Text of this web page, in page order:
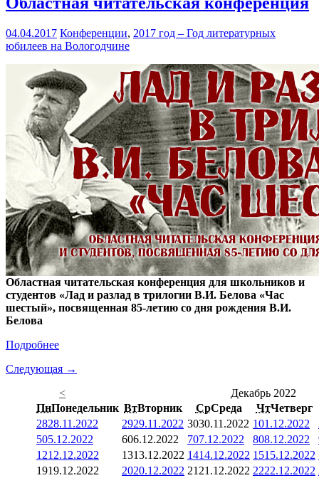
04.04.2017 Конференции, 2017 год – Год литературных
юбилеев на Вологодчине
Областная читательская конференция для школьников и
студентов «Лад и разлад в трилогии В.И. Белова «Час
шестый», посвященная 85-летию со дня рождения В.И.
Белова
Подробнее
Следующая →
<
Декабрь 2022
ПнПонедельник ВтВторник СрСреда ЧтЧетверг
2828.11.2022 2929.11.2022 3030.11.2022 101.12.2022
505.12.2022 606.12.2022 707.12.2022 808.12.2022
1212.12.2022 1313.12.2022 1414.12.2022 1515.12.2022
1919.12.2022 2020.12.2022 21 21.12.2022 2222.12.2022